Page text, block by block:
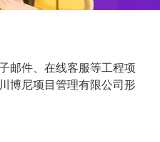
邮件、在线客服等工程项
博尼项目管理有限公司形